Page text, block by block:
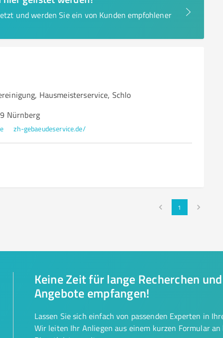
und werden Sie ein von Kunden empfohlener
Hausmeisterservice, Schlo
Nürnberg
zh-gebaeudeservice.de/
1
Keine Zeit für lange Recherchen
Angebote empfangen!
Lassen Sie sich einfach von passenden Experten in
Wir leiten Ihr Anliegen aus einem kurzen Formular an